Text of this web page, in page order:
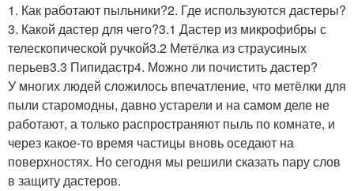
1. Как работают пыльники?2. Где используются дастеры?
3. Какой дастер для чего?3.1 Дастер из микрофибры с
телескопической ручкой3.2 Метёлка из страусиных
перьев3.3 Пипидастр4. Можно ли почистить дастер?
У многих людей сложилось впечатление, что метёлки для
пыли старомодны, давно устарели и на самом деле не
работают, а только распространяют пыль по комнате, и
через какое-то время частицы вновь оседают на
поверхностях. Но сегодня мы решили сказать пару слов
в защиту дастеров.